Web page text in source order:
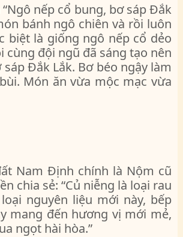
nếp cổ bung, bơ sáp Đắk
bánh ngô chiên và rồi luôn
biệt là giống ngô nếp cổ dẻo
đội ngũ đã sáng tạo nên
Đắk Lắk. Bơ béo ngậy làm
Món ăn vừa mộc mạc vừa
Nam Định chính là Nộm cũ
chia sẻ: “Củ niễng là loại rau
nguyên liệu mới này, bếp
mang đến hương vị mới mẻ,
ngọt hài hòa.”